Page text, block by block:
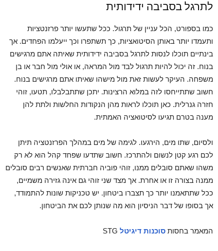
לתרגל בסביבה ידידותית
כמו בספורט, הכל עניין של תרגול. ככל שתעשו יותר פרזנטציות
ותעמדו יותר באותן הסיטואציות, כך תשתפרו וכך ייעלמו הפחדים. אך
בינתיים תוכלו לנסות לתרגל בסביבה ידידותית שאיתה אתם מרגישים
בנוח. זה יכול להיות תרגול לבד מול המראה, או אולי מול חבר או בן
משפחה. העיקר לעשות זאת מול מישהו שאיתו אתם מרגישים בנוח.
חשוב שתתייחסו לזה במלוא הרצינות. יתכן שתתבלבלו, תטעו, זוהי
חזרה גנרלית. כאן תוכלו לראות מהן הנקודות החלשות ולתת להן
מענה בטרם תגיעו לסיטואציה האמתית.
ולסיום, שתו מים, הירגעו. לגימה של מים במהלך הפרזנטציה תיתן
לכם רגע קטן לנשום ולהתרכז. חשוב שתדעו שפחד קהל הוא לא רק
משהו שאתם סובלים ממנו, זוהי פוביה חברתית שאנשים רבים סובלים
ממנה בצורה זו או אחרת. אך מצד שני זוהי גם אינה גזירה משמיים,
ככל שתתאמנו יותר כך תצברו ביטחון. יש טכניקות שונות להתמודד,
אך בסופו של דבר הניסיון הוא מה שנותן לכם את הביטחון.
המאמר בחסות סוכנות דיגיטל